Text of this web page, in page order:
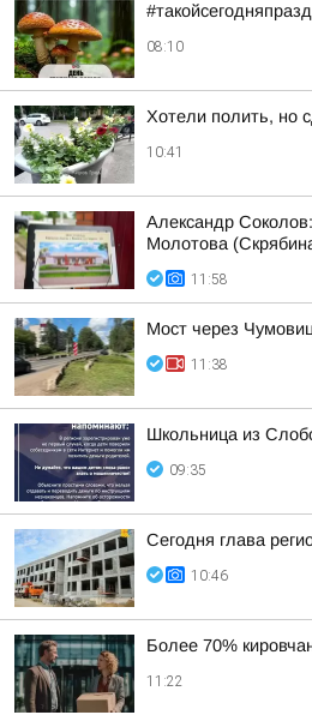
08:10
Хотели полить, но
10:41
Александр
Молотова
11:58
Мост через
11:38
Школьница из
09:35
Сегодня глава
10:46
Более 70%
11:22